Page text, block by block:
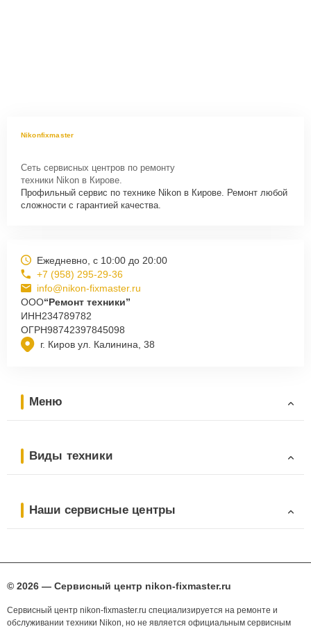
Nikonfixmaster
Сеть сервисных центров по ремонту
техники Nikon в Кирове.
Профильный сервис по технике Nikon в Кирове. Ремонт любой
сложности с гарантией качества.
г. Киров ул. Калинина, 38
Ежедневно, с 10:00 до 20:00
+7 (958) 295-29-36
info@nikon-fixmaster.ru
ООО“Ремонт техники”
ИНН234789782
ОГРН98742397845098
Меню
Виды техники
Наши сервисные центры
© 2026 — Сервисный центр nikon-fixmaster.ru
Сервисный центр nikon-fixmaster.ru специализируется на ремонте и
обслуживании техники Nikon, но не является официальным сервисным